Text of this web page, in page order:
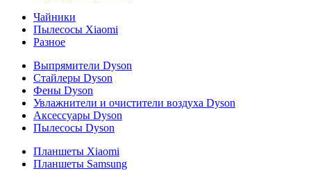
Чайники
Пылесосы Xiaomi
Разное
Выпрямители Dyson
Стайлеры Dyson
Фены Dyson
Увлажнители и очистители воздуха Dyson
Аксессуары Dyson
Пылесосы Dyson
Планшеты Xiaomi
Планшеты Samsung